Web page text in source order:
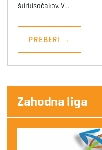
štiritisočakov. V…
PREBERI →
Zahodna liga